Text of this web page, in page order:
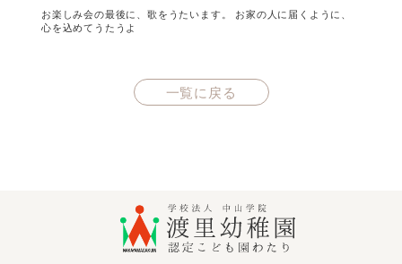
お楽しみ会の最後に、歌をうたいます。 お家の人に届くように、
心を込めてうたうよ
一覧に戻る